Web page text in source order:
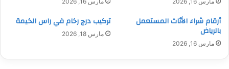
أرقام شراء الأثاث المستعمل
بالرياض
مارس 16, 2026
تركيب درج رخام في راس الخيمة
مارس 18, 2026